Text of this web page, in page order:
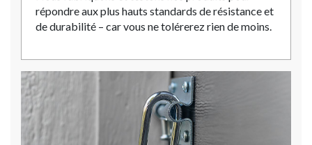
répondre aux plus hauts standards de résistance et
de durabilité – car vous ne tolérerez rien de moins.